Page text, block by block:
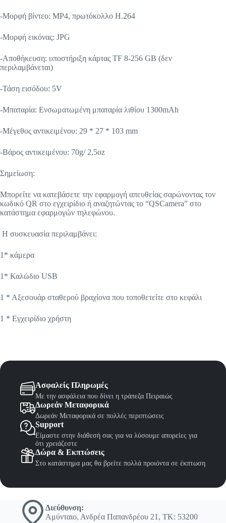
-Μορφή βίντεο: MP4, πρωτόκολλο H.264
-Μορφή εικόνας: JPG
-Αποθήκευση: υποστήριξη κάρτας TF 8-256 GB (δεν
περιλαμβάνεται)
-Τάση εισόδου: 5V
-Μπαταρία: Ενσωματωμένη μπαταρία λιθίου 1300mAh
-Μέγεθος αντικειμένου: 29 * 27 * 103 mm
-Βάρος αντικειμένου: 70g/ 2,5oz
Σημείωση:
Μπορείτε να κατεβάσετε την εφαρμογή απευθείας σαρώνοντας τον
κωδικό QR στο εγχειρίδιο ή αναζητώντας το “QSCamera” στο
κατάστημα εφαρμογών τηλεφώνου.
Η συσκευασία περιλαμβάνει:
1* κάμερα
1* Καλώδιο USB
1 * Αξεσουάρ σταθερού βραχίονα που τοποθετείτε στο κεφάλι
1 * Εγχειρίδιο χρήστη
Ασφαλείς Πληρωμές
Με την ασφάλεια που δίνει η τράπεζα Πειραιώς
Δωρεάν Μεταφορικά
Δωρεάν Μεταφορικά σε πολλές περιπτώσεις
Support
Είμαστε στην διάθεσή σας για να λύσουμε απορείες για
ότι χρειάζεστε
Δώρα & Εκπτώσεις
Στο κατάστημα μας θα βρείτε πολλά προιόντα σε έκπτωση
Διεύθυνση:
Αμύνταιο, Ανδρέα Παπανδρέου 21, ΤΚ: 53200